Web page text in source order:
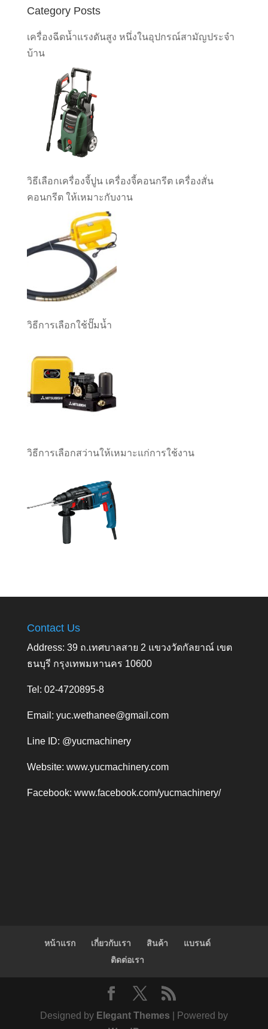
Category Posts
เครื่องฉีดน้ำแรงดันสูง หนึ่งในอุปกรณ์สามัญประจำ
บ้าน
วิธีเลือกเครื่องจี้ปูน เครื่องจี้คอนกรีต เครื่องสั่น
คอนกรีต ให้เหมาะกับงาน
วิธีการเลือกใช้ปั๊มน้ำ
วิธีการเลือกสว่านให้เหมาะแก่การใช้งาน
Contact Us
Address: 39 ถ.เทศบาลสาย 2 แขวงวัดกัลยาณ์ เขต
ธนบุรี กรุงเทพมหานคร 10600
Tel: 02-4720895-8
Email: yuc.wethanee@gmail.com
Line ID: @yucmachinery
Website: www.yucmachinery.com
Facebook: www.facebook.com/yucmachinery/
หน้าแรก เกี่ยวกับเรา สินค้า
แบรนด์
ติดต่อเรา
Designed by Elegant Themes | Powered by